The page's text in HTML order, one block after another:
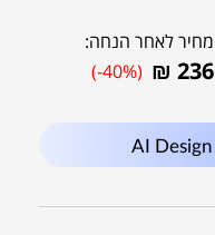
מחיר לאחר הנחה:
₪ 236
(-40%)